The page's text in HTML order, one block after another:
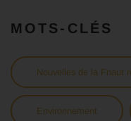
MOTS-CLÉS
Nouvelles de la Fnaut
Environnement